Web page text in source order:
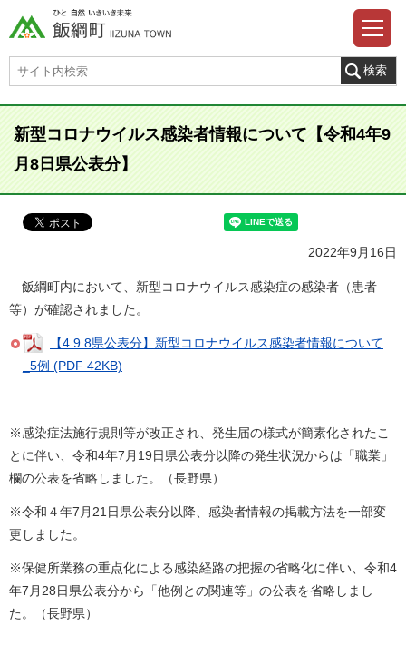
新型コロナウイルス感染者情報について【令和4年9
月8日県公表分】
2022年9月16日
飯綱町内において、新型コロナウイルス感染症の感染者（患者
等）が確認されました。
【4.9.8県公表分】新型コロナウイルス感染者情報について
_5例 (PDF 42KB)
※感染症法施行規則等が改正され、発生届の様式が簡素化されたこ
とに伴い、令和4年7月19日県公表分以降の発生状況からは「職業」
欄の公表を省略しました。（長野県）
※令和４年7月21日県公表分以降、感染者情報の掲載方法を一部変
更しました。
※保健所業務の重点化による感染経路の把握の省略化に伴い、令和4
年7月28日県公表分から「他例との関連等」の公表を省略しまし
た。（長野県）